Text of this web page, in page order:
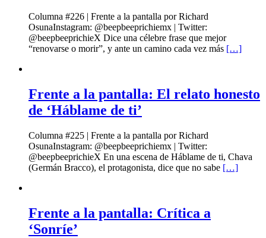
Columna #226 | Frente a la pantalla por Richard
OsunaInstagram: @beepbeeprichiemx | Twitter:
@beepbeeprichieX Dice una célebre frase que mejor
“renovarse o morir”, y ante un camino cada vez más […]
Frente a la pantalla: El relato honesto
de ‘Háblame de ti’
Columna #225 | Frente a la pantalla por Richard
OsunaInstagram: @beepbeeprichiemx | Twitter:
@beepbeeprichieX En una escena de Háblame de ti, Chava
(Germán Bracco), el protagonista, dice que no sabe […]
Frente a la pantalla: Crítica a
‘Sonríe’